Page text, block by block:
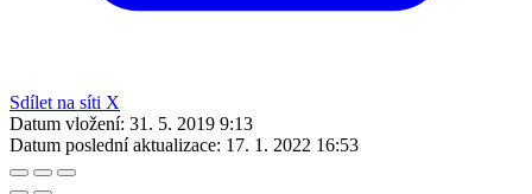
Sdílet na síti X
Datum vložení: 31. 5. 2019 9:13
Datum poslední aktualizace: 17. 1. 2022 16:53